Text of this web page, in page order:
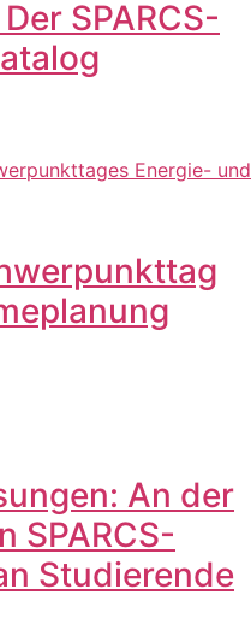
SPARCS-
An der
SPARCS-
Studierende